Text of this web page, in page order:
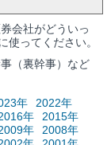
会社がどういっ
使ってください。
（裏幹事）など
年
2022年
年
2015年
年
2008年